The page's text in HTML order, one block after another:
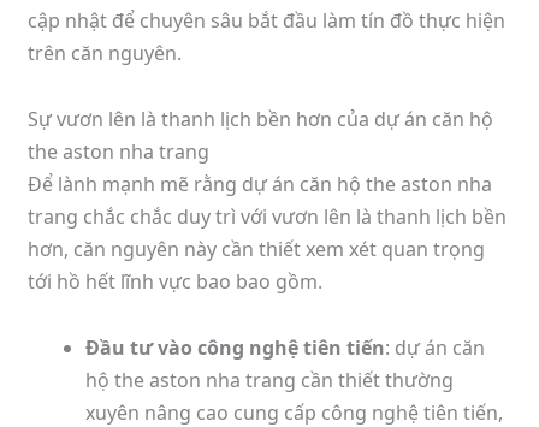
cập nhật để chuyên sâu bắt đầu làm tín đồ thực hiện
trên căn nguyên.
Sự vươn lên là thanh lịch bền hơn của dự án căn hộ
the aston nha trang
Để lành mạnh mẽ rằng dự án căn hộ the aston nha
trang chắc chắc duy trì với vươn lên là thanh lịch bền
hơn, căn nguyên này cần thiết xem xét quan trọng
tới hồ hết lĩnh vực bao bao gồm.
Đầu tư vào công nghệ tiên tiến: dự án căn
hộ the aston nha trang cần thiết thường
xuyên nâng cao cung cấp công nghệ tiên tiến,